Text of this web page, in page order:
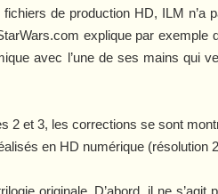
de production HD, ILM
explique par exemple
avec l’une de ses mains qui
2 et 3, les corrections se sont
en HD numérique
originale. D’abord, il ne